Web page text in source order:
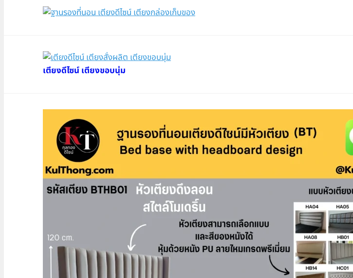
เตียงดีไซน์ เตียงขอบนุ่ม